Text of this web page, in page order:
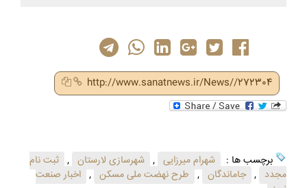
http://www.sanatnews.ir/News//272304
برچسب ها : شهرام میرزایی , شهرسازی لارستان , ثبت نام
مجدد , جاماندگان , طرح نهضت ملی مسکن , اخبار صنعت